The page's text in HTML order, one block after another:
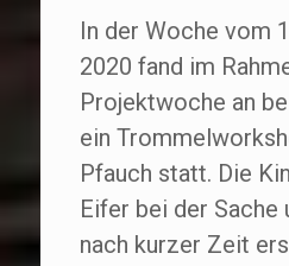
In der Woche vom
2020 fand im
Projektwoche an
ein
Pfauch statt. Die
Eifer bei der Sache
nach kurzer Zeit